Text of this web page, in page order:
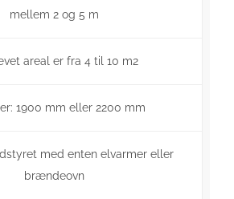
mellem 2 og 5 m
areal er fra 4 til 10 m2
1900 mm eller 2200 mm
med enten elvarmer eller
brændeovn